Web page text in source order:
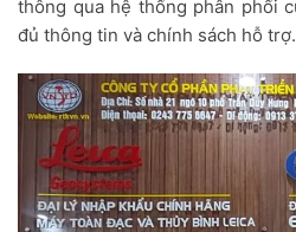
thông qua hệ thống phân phối
đủ thông tin và chính sách hỗ trợ.